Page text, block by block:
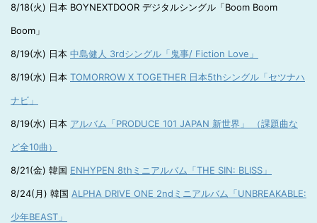
8/18(火) 日本 BOYNEXTDOOR デジタルシングル「Boom Boom
Boom」
8/19(水) 日本 中島健人 3rdシングル「鬼事/ Fiction Love」
8/19(水) 日本 TOMORROW X TOGETHER 日本5thシングル「セツナハ
ナビ」
8/19(水) 日本 アルバム「PRODUCE 101 JAPAN 新世界」 （課題曲な
ど全10曲）
8/21(金) 韓国 ENHYPEN 8thミニアルバム「THE SIN: BLISS」
8/24(月) 韓国 ALPHA DRIVE ONE 2ndミニアルバム「UNBREAKABLE:
少年BEAST」